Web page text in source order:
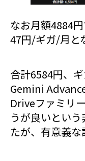
なお月額4884
47円/ギガ/月と
合計6584円、
Gemini
Driveファミリ
うが良いとい
たが、有意義な